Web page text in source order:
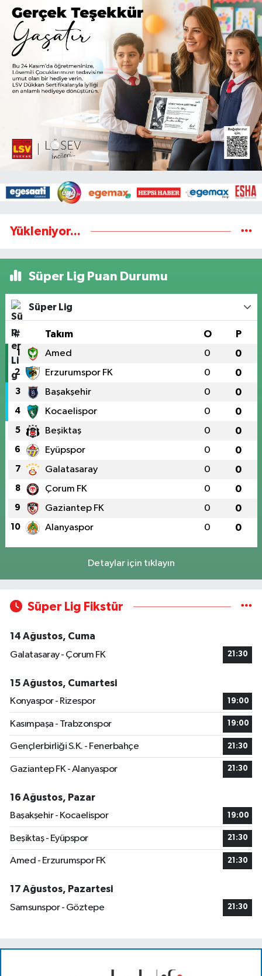
Yükleniyor...
Süper Lig Puan Durumu
Süper Lig
# Takım O P
1 Amed 0 0
2 Erzurumspor FK 0 0
3 Başakşehir 0 0
4 Kocaelispor 0 0
5 Beşiktaş 0 0
6 Eyüpspor 0 0
7 Galatasaray 0 0
8 Çorum FK 0 0
9 Gaziantep FK 0 0
10 Alanyaspor 0 0
Detaylar için tıklayın
Süper Lig Fikstür
14 Ağustos, Cuma
Galatasaray - Çorum FK
21:30
15 Ağustos, Cumartesi
Konyaspor - Rizespor
19:00
Kasımpaşa - Trabzonspor 19:00
Gençlerbirliği S.K. - Fenerbahçe 21:30
Gaziantep FK - Alanyaspor 21:30
16 Ağustos, Pazar
Başakşehir - Kocaelispor
19:00
Beşiktaş - Eyüpspor 21:30
Amed - Erzurumspor FK 21:30
17 Ağustos, Pazartesi
Samsunspor - Göztepe
21:30